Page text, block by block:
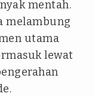
mentah.
melambung
utama
lewat